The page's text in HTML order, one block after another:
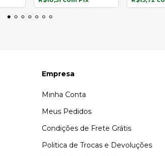
Empresa
Minha Conta
Meus Pedidos
Condições de Frete Grátis
Politica de Trocas e Devoluções